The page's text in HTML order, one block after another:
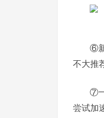
⑥
不大推
⑦
尝试加